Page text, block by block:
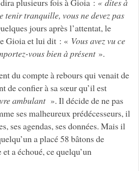
plusieurs fois à Gioia : « dites à
tenir tranquille, vous ne devez pas
jours après l’attentat, le
Gioia et lui dit : « Vous avez vu ce
vous bien à présent».
du compte à rebours qui venait de
de confier à sa sœur qu’il est
ambulant ». Il décide de ne pas
ses malheureux prédécesseurs, il
ses agendas, ses données. Mais il
a placé 58 bâtons de
a échoué, ce quelqu’un